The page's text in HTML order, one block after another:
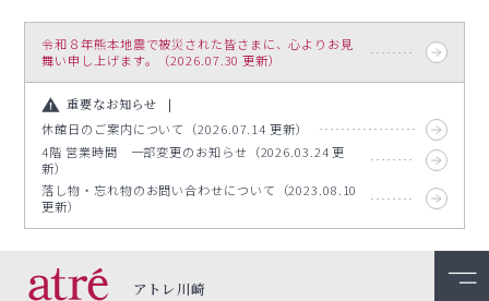
令和８年熊本地震で被災された皆さまに、心よりお見
舞い申し上げます。（2026.07.30 更新）
重要なお知らせ
休館日のご案内について（2026.07.14 更新）
4階 営業時間 一部変更のお知らせ（2026.03.24 更
新）
落し物・忘れ物のお問い合わせについて（2023.08.10
更新）
アトレ川崎